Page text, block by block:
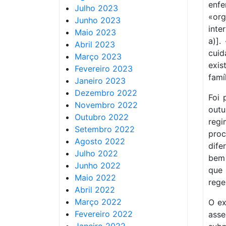
Julho 2023
Junho 2023
Maio 2023
Abril 2023
Março 2023
Fevereiro 2023
Janeiro 2023
Dezembro 2022
Novembro 2022
Outubro 2022
Setembro 2022
Agosto 2022
Julho 2022
Junho 2022
Maio 2022
Abril 2022
Março 2022
Fevereiro 2022
a)].
Foi
que
O